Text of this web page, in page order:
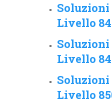
Soluzioni
Livello
Soluzioni
Livello
Soluzioni
Livello